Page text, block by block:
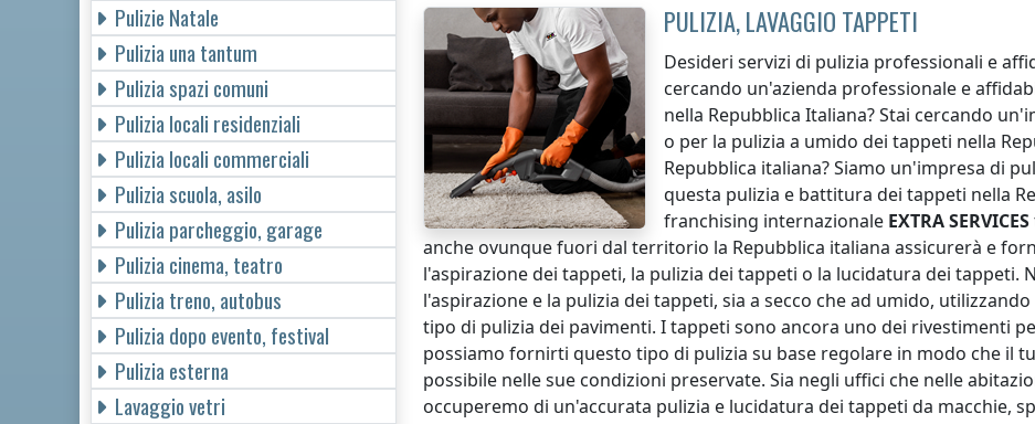
PULIZIA, LAVAGGIO TAPPETI
Desideri servizi di pulizia professionali e
cercando un'azienda professionale e
nella Repubblica Italiana? Stai cercando
o per la pulizia a umido dei tappeti nella
Repubblica italiana? Siamo un'impresa di
questa pulizia e battitura dei tappeti nella
franchising internazionale EXTRA SERVICES
anche ovunquefuori dal territorio la Repubblica italiana assicurerà e
l'aspirazione dei tappeti, la pulizia dei tappeti o la lucidatura dei tappeti.
l'aspirazione e la pulizia dei tappeti, sia a secco che ad umido,
tipo di pulizia dei pavimenti. I tappeti sono ancora uno dei rivestimenti
possiamo fornirti questo tipo di pulizia su base regolare in modo che il
possibile nelle sue condizioni preservate. Sia negli uffici che nelle
occuperemo di un'accurata pulizia e lucidatura dei tappeti da macchie,
Pulizie Natale
Pulizia una tantum
Pulizia spazi comuni
Pulizia locali residenziali
Pulizia locali commerciali
Pulizia scuola, asilo
Pulizia parcheggio, garage
Pulizia cinema, teatro
Pulizia treno, autobus
Pulizia dopo evento, festival
Pulizia esterna
Lavaggio vetri